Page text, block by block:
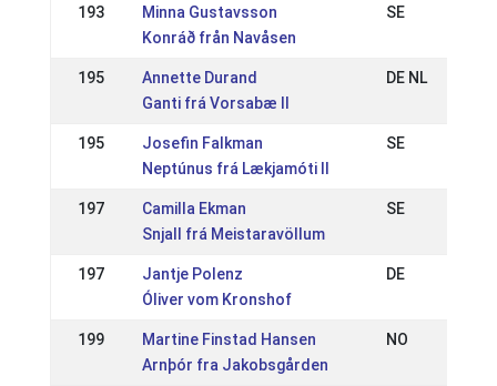
193
Minna Gustavsson
Konráð från Navåsen
SE
195
Annette Durand
Ganti frá Vorsabæ II
DE NL
195
Josefin Falkman
Neptúnus frá Lækjamóti II
SE
197
Camilla Ekman
Snjall frá Meistaravöllum
SE
197
Jantje Polenz
Óliver vom Kronshof
DE
199
Martine Finstad Hansen
Arnþór fra Jakobsgården
NO